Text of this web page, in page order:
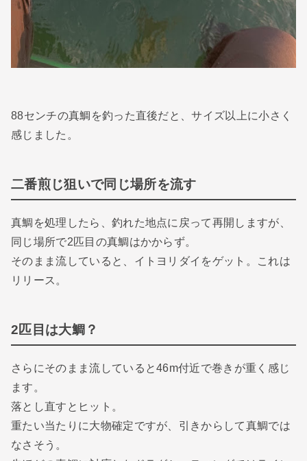
88センチの真鯛を釣った直後だと、サイズ以上に小さく
感じました。
二番煎じ狙いで同じ場所を流す
真鯛を処理したら、釣れた地点に戻って再開しますが、
同じ場所で2匹目の真鯛はかからず。
そのまま流していると、イトヨリダイをゲット。これは
リリース。
2匹目は大鯛？
さらにそのまま流していると46m付近で巻きが重く感じ
ます。
落とし直すとヒット。
重たい当たりに大物確定ですが、引きからして真鯛では
なさそう。